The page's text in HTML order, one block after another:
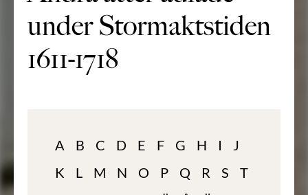
under Stormaktstiden
1611-1718
A B C D E F G H I
J
K
L M N O P Q R S
T